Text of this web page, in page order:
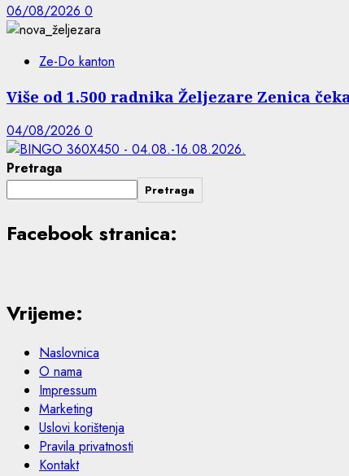
06/08/2026 0
Ze-Do kanton
Više od 1.500 radnika Željezare Zenica
04/08/2026 0
Pretraga
Pretraga
Facebook stranica:
Vrijeme:
Naslovnica
O nama
Impressum
Marketing
Uslovi korištenja
Pravila privatnosti
Kontakt